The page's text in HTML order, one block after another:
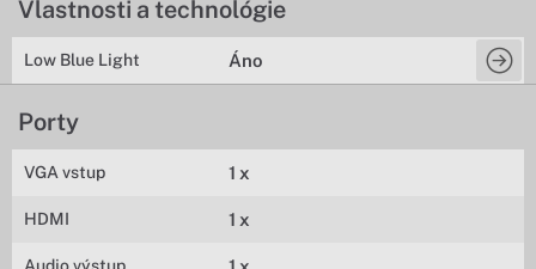
Vlastnosti a technológie
Low Blue Light Áno
Porty
VGA vstup 1 x
HDMI 1 x